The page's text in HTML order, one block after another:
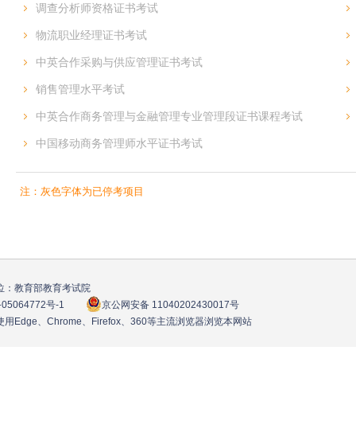
调查分析师资格证书考试
物流职业经理证书考试
中英合作采购与供应管理证书考试
销售管理水平考试
中英合作商务管理与金融管理专业管理段证书课程考试
中国移动商务管理师水平证书考试
注：灰色字体为已停考项目
：教育部教育考试院
05064772号-1
京公网安备 11040202430017号
用Edge、Chrome、Firefox、360等主流浏览器浏览本网站